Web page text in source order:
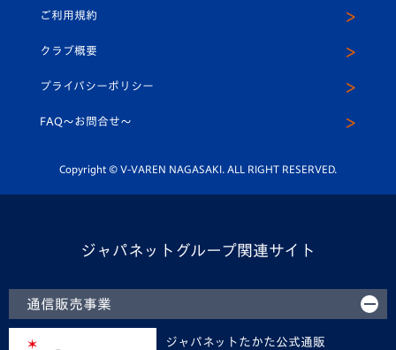
平和祈念活動
ホームタウン活動
スクール
ヴィヴィくんインスタグラム
公式LINE＠
ご利用規約
クラブ概要
プライバシーポリシー
FAQ〜お問合せ〜
Copyright © V-VAREN NAGASAKI. ALL RIGHT RESERVED.
ジャパネットグループ関連サイト
通信販売事業
ジャパネットたかた公式通販